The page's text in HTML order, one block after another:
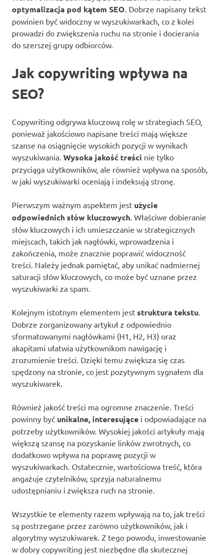
optymalizacja pod kątem SEO. Dobrze napisany tekst
powinien być widoczny w wyszukiwarkach, co z kolei
prowadzi do zwiększenia ruchu na stronie i docierania
do szerszej grupy odbiorców.
Jak copywriting wpływa na
SEO?
Copywriting odgrywa kluczową rolę w strategiach SEO,
ponieważ jakościowo napisane treści mają większe
szanse na osiągnięcie wysokich pozycji w wynikach
wyszukiwania. Wysoka jakość treści nie tylko
przyciąga użytkowników, ale również wpływa na sposób,
w jaki wyszukiwarki oceniają i indeksują stronę.
Pierwszym ważnym aspektem jest użycie
odpowiednich słów kluczowych. Właściwe dobieranie
słów kluczowych i ich umieszczanie w strategicznych
miejscach, takich jak nagłówki, wprowadzenia i
zakończenia, może znacznie poprawić widoczność
treści. Należy jednak pamiętać, aby unikać nadmiernej
saturacji słów kluczowych, co może być uznane przez
wyszukiwarki za spam.
Kolejnym istotnym elementem jest struktura tekstu.
Dobrze zorganizowany artykuł z odpowiednio
sformatowanymi nagłówkami (H1, H2, H3) oraz
akapitami ułatwia użytkownikom nawigację i
zrozumienie treści. Dzięki temu zwiększa się czas
spędzony na stronie, co jest pozytywnym sygnałem dla
wyszukiwarek.
Również jakość treści ma ogromne znaczenie. Treści
powinny być unikalne, interesujące i odpowiadające na
potrzeby użytkowników. Wysokiej jakości artykuły mają
większą szansę na pozyskanie linków zwrotnych, co
dodatkowo wpływa na poprawę pozycji w
wyszukiwarkach. Ostatecznie, wartościowa treść, która
angażuje czytelników, sprzyja naturalnemu
udostępnianiu i zwiększa ruch na stronie.
Wszystkie te elementy razem wpływają na to, jak treści
są postrzegane przez zarówno użytkowników, jak i
algorytmy wyszukiwarek. Z tego powodu, inwestowanie
w dobry copywriting jest niezbędne dla skutecznej